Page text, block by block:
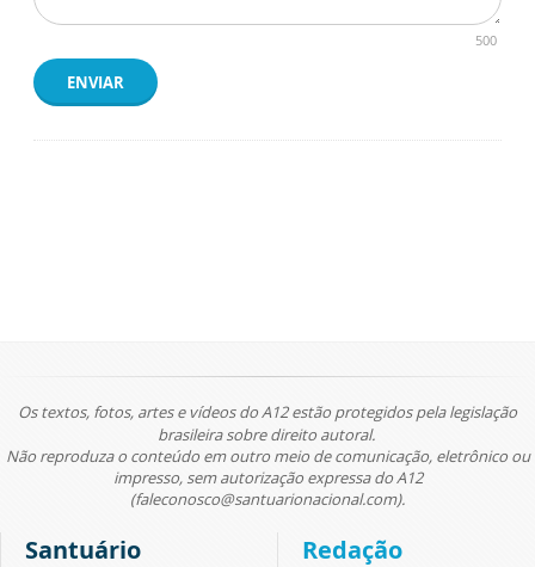
500
ENVIAR
Os textos, fotos, artes e vídeos do A12 estão protegidos pela legislação
brasileira sobre direito autoral.
Não reproduza o conteúdo em outro meio de comunicação, eletrônico ou
impresso, sem autorização expressa do A12
(faleconosco@santuarionacional.com).
Santuário Redação